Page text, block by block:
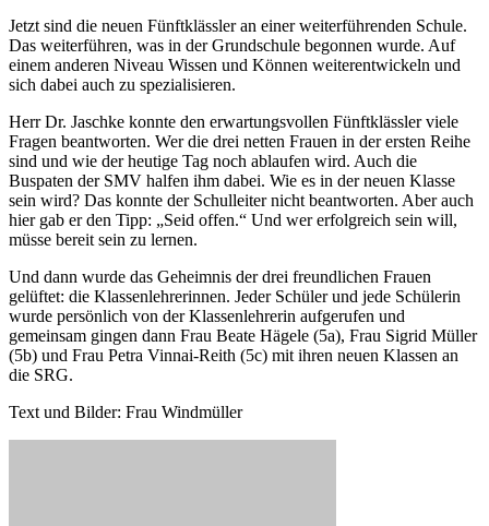
Jetzt sind die neuen Fünftklässler an einer weiterführenden Schule.
Das weiterführen, was in der Grundschule begonnen wurde. Auf
einem anderen Niveau Wissen und Können weiterentwickeln und
sich dabei auch zu spezialisieren.
Herr Dr. Jaschke konnte den erwartungsvollen Fünftklässler viele
Fragen beantworten. Wer die drei netten Frauen in der ersten Reihe
sind und wie der heutige Tag noch ablaufen wird. Auch die
Buspaten der SMV halfen ihm dabei. Wie es in der neuen Klasse
sein wird? Das konnte der Schulleiter nicht beantworten. Aber auch
hier gab er den Tipp: „Seid offen.“ Und wer erfolgreich sein will,
müsse bereit sein zu lernen.
Und dann wurde das Geheimnis der drei freundlichen Frauen
gelüftet: die Klassenlehrerinnen. Jeder Schüler und jede Schülerin
wurde persönlich von der Klassenlehrerin aufgerufen und
gemeinsam gingen dann Frau Beate Hägele (5a), Frau Sigrid Müller
(5b) und Frau Petra Vinnai-Reith (5c) mit ihren neuen Klassen an
die SRG.
Text und Bilder: Frau Windmüller